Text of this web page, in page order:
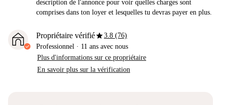
description de l'annonce pour voir quelles charges sont
comprises dans ton loyer et lesquelles tu devras payer en plus.
Propriétaire vérifiéstar3.8 (76)
Professionnel · 11 ans avec nous
Plus d'informations sur ce propriétaire
En savoir plus sur la vérification